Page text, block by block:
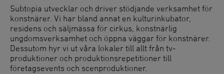
Subtopia utvecklar och driver stödjande verksamhet för
konstnärer. Vi har bland annat en kulturinkubator,
residens och säljmässa för cirkus, konstnärlig
ungdomsverksamhet och öppna väggar för konstnärer.
Dessutom hyr vi ut våra lokaler till allt från tv-
produktioner och produktionsrepetitioner till
företagsevents och scenproduktioner.